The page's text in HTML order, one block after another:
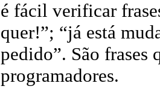
é fácil verificar
quer!”; “já está
pedido”. São frases
programadores.